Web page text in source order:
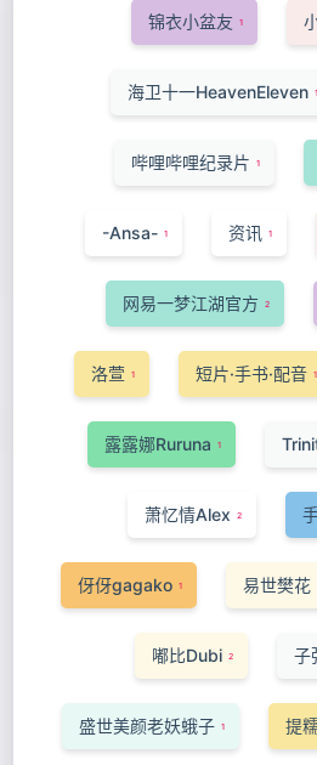
锦衣小盆友 1
海卫十一HeavenEleven 1
哔哩哔哩纪录片 1
-Ansa- 1 资讯 1
网易一梦江湖官方 2
洛萱 1 短片·手书·配音 1
露露娜Ruruna 1
萧忆情Alex 2
伢伢gagako 1 易世樊花
嘟比Dubi 2 子
盛世美颜老妖蛾子 1 提